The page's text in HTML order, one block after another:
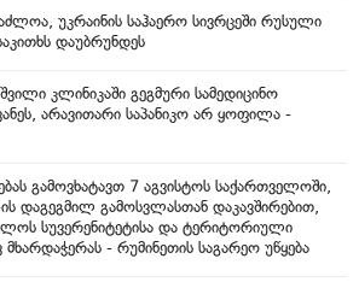
უკრაინის საჰაერო სივრცეში რუსული
დაუბრუნდეს
კლინიკაში გეგმური სამედიცინო
არავითარი საპანიკო არ ყოფილა -
გამოვხატავთ 7 აგვისტოს საქართველოში,
დაგეგმილ გამოსვლასთან დაკავშირებით,
სუვერენიტეტისა და ტერიტორიული
- რუმინეთის საგარეო უწყება